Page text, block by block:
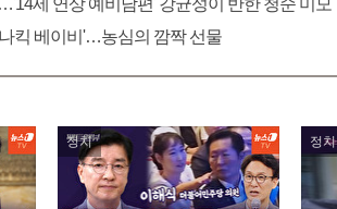
세 연상 예비남편' 강균성이 반한 청순 미모
킥 베이비'…농심의 깜짝 선물
정치 정치